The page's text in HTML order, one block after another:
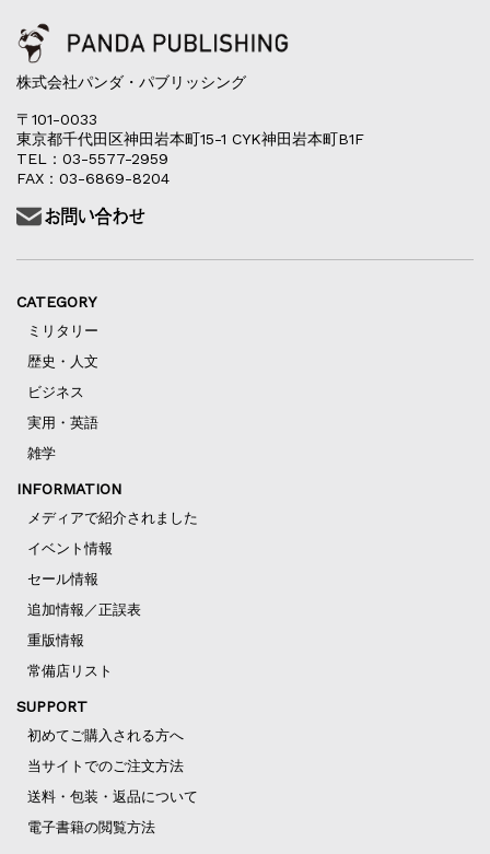
株式会社パンダ・パブリッシング
〒101-0033
東京都千代田区神田岩本町15-1 CYK神田岩本町B1F
TEL：03-5577-2959
FAX：03-6869-8204
CATEGORY
ミリタリー
歴史・人文
ビジネス
実用・英語
雑学
INFORMATION
メディアで紹介されました
イベント情報
セール情報
追加情報／正誤表
重版情報
常備店リスト
SUPPORT
初めてご購入される方へ
当サイトでのご注文方法
送料・包装・返品について
電子書籍の閲覧方法